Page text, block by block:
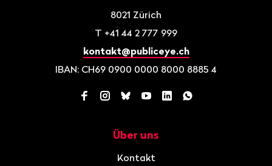
8021 Zürich
T +41 44 2 777 999
kontakt@publiceye.ch
IBAN: CH69 0900 0000 8000 8885 4
Facebook
Instagram
BlueskyYouTube
LinkedInWhatsApp
Über uns
Kontakt